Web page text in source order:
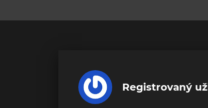
Registrovaný